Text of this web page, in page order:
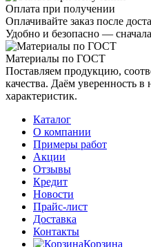
Оплата при получении
Оплачивайте заказ после
Удобно и безопасно —
Материалы по ГОСТ
Поставляем продукцию,
качества. Даём уверенность
характеристик.
Каталог
О компании
Примеры работ
Акции
Отзывы
Кредит
Новости
Прайс-лист
Доставка
Контакты
Корзина